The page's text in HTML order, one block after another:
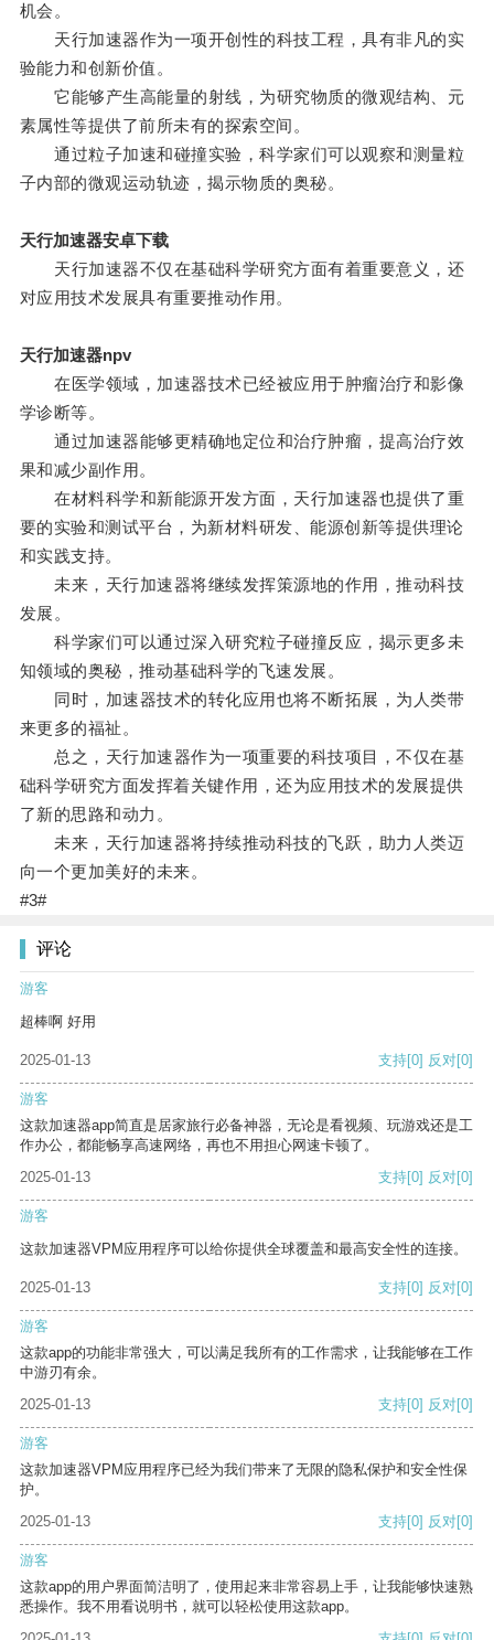
机会。
天行加速器作为一项开创性的科技工程，具有非凡的实
验能力和创新价值。
它能够产生高能量的射线，为研究物质的微观结构、元
素属性等提供了前所未有的探索空间。
通过粒子加速和碰撞实验，科学家们可以观察和测量粒
子内部的微观运动轨迹，揭示物质的奥秘。
天行加速器安卓下载
天行加速器不仅在基础科学研究方面有着重要意义，还
对应用技术发展具有重要推动作用。
天行加速器npv
在医学领域，加速器技术已经被应用于肿瘤治疗和影像
学诊断等。
通过加速器能够更精确地定位和治疗肿瘤，提高治疗效
果和减少副作用。
在材料科学和新能源开发方面，天行加速器也提供了重
要的实验和测试平台，为新材料研发、能源创新等提供理论
和实践支持。
未来，天行加速器将继续发挥策源地的作用，推动科技
发展。
科学家们可以通过深入研究粒子碰撞反应，揭示更多未
知领域的奥秘，推动基础科学的飞速发展。
同时，加速器技术的转化应用也将不断拓展，为人类带
来更多的福祉。
总之，天行加速器作为一项重要的科技项目，不仅在基
础科学研究方面发挥着关键作用，还为应用技术的发展提供
了新的思路和动力。
未来，天行加速器将持续推动科技的飞跃，助力人类迈
向一个更加美好的未来。
#3#
评论
游客
超棒啊 好用
2025-01-13 支持[0] 反对[0]
游客
这款加速器app简直是居家旅行必备神器，无论是看视频、玩游戏还是工
作办公，都能畅享高速网络，再也不用担心网速卡顿了。
2025-01-13
支持[0] 反对[0]
游客
这款加速器VPM应用程序可以给你提供全球覆盖和最高安全性的连接。
2025-01-13 支持[0] 反对[0]
游客
这款app的功能非常强大，可以满足我所有的工作需求，让我能够在工作
中游刃有余。
2025-01-13
支持[0] 反对[0]
游客
这款加速器VPM应用程序已经为我们带来了无限的隐私保护和安全性保
护。
2025-01-13
支持[0] 反对[0]
游客
这款app的用户界面简洁明了，使用起来非常容易上手，让我能够快速熟
悉操作。我不用看说明书，就可以轻松使用这款app。